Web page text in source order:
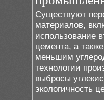
Существуют
материалов,
использование
цемента, а
меньшим
технологии
выбросы
экологичность